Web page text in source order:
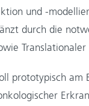
und -
durch die
Translationaler
prototypisch am